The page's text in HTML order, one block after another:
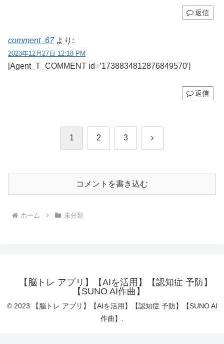
返信
comment_67 より:
2023年12月27日 12:18 PM
[Agent_T_COMMENT id=’1738834812876849570′]
返信
1 2 3 次
コメントを書き込む
ホーム 未分類
【脳トレ アプリ】【AIを活用】【認知症 予防】
【SUNO AI作曲】
© 2023 【脳トレ アプリ】【AIを活用】【認知症 予防】【SUNO AI
作曲】.